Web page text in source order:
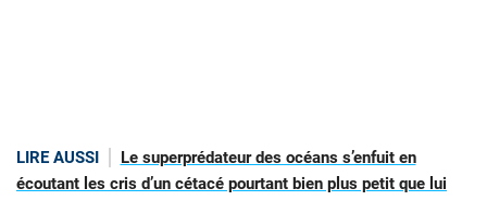
LIRE AUSSI
Le superprédateur des océans s’enfuit en
écoutant les cris d’un cétacé pourtant bien plus petit que lui